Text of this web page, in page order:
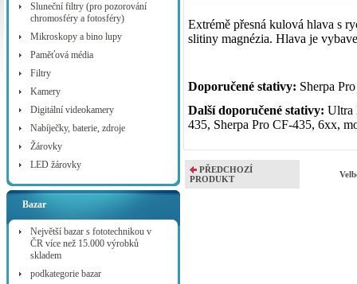
Sluneční filtry (pro pozorování
chromosféry a fotosféry)
Mikroskopy a bino lupy
Paměťová média
Filtry
Kamery
Digitální videokamery
Nabíječky, baterie, zdroje
Žárovky
LED žárovky
Bazar
Největší bazar s fototechnikou v
ČR více než 15.000 výrobků
skladem
podkategorie bazar
Extrémě přesná kulová hlava s
slitiny magnézia. Hlava je
Doporučené stativy: Sherpa
Další doporučené stativy: Ultra
435, Sherpa Pro CF-435, 6xx,
PŘEDCHOZÍ
PRODUKT